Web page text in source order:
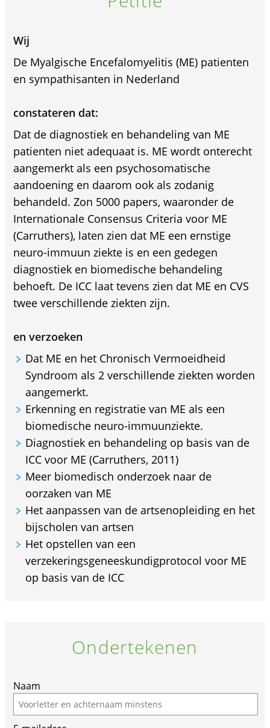
Wij
De Myalgische Encefalomyelitis (ME) patienten
en sympathisanten in Nederland
constateren dat:
Dat de diagnostiek en behandeling van ME
patienten niet adequaat is. ME wordt onterecht
aangemerkt als een psychosomatische
aandoening en daarom ook als zodanig
behandeld. Zon 5000 papers, waaronder de
Internationale Consensus Criteria voor ME
(Carruthers), laten zien dat ME een ernstige
neuro-immuun ziekte is en een gedegen
diagnostiek en biomedische behandeling
behoeft. De ICC laat tevens zien dat ME en CVS
twee verschillende ziekten zijn.
en verzoeken
Dat ME en het Chronisch Vermoeidheid
Syndroom als 2 verschillende ziekten worden
aangemerkt.
Erkenning en registratie van ME als een
biomedische neuro-immuunziekte.
Diagnostiek en behandeling op basis van de
ICC voor ME (Carruthers, 2011)
Meer biomedisch onderzoek naar de
oorzaken van ME
Het aanpassen van de artsenopleiding en het
bijscholen van artsen
Het opstellen van een
verzekeringsgeneeskundigprotocol voor ME
op basis van de ICC
Ondertekenen
Naam